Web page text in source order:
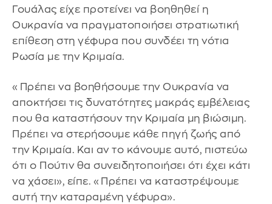
Γουάλας είχε προτείνει να βοηθηθεί η
Ουκρανία να πραγματοποιήσει στρατιωτική
επίθεση στη γέφυρα που συνδέει τη νότια
Ρωσία με την Κριμαία.
«Πρέπει να βοηθήσουμε την Ουκρανία να
αποκτήσει τις δυνατότητες μακράς εμβέλειας
που θα καταστήσουν την Κριμαία μη βιώσιμη.
Πρέπει να στερήσουμε κάθε πηγή ζωής από
την Κριμαία. Και αν το κάνουμε αυτό, πιστεύω
ότι ο Πούτιν θα συνειδητοποιήσει ότι έχει κάτι
να χάσει», είπε. «Πρέπει να καταστρέψουμε
αυτή την καταραμένη γέφυρα».